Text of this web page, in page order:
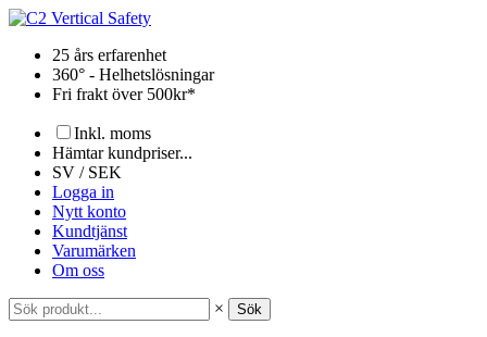
Hoppa
innehåll25 års erfarenhet
360° - Helhetslösningar
Fri frakt över 500kr*
Inkl. moms
Hämtar kundpriser...
SV / SEK
Logga in
Nytt konto
Kundtjänst
Varumärken
Om oss
× Sök